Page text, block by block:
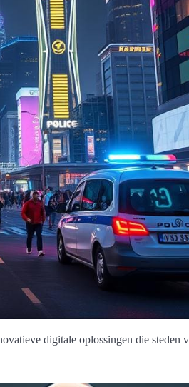
digitale oplossingen die steden